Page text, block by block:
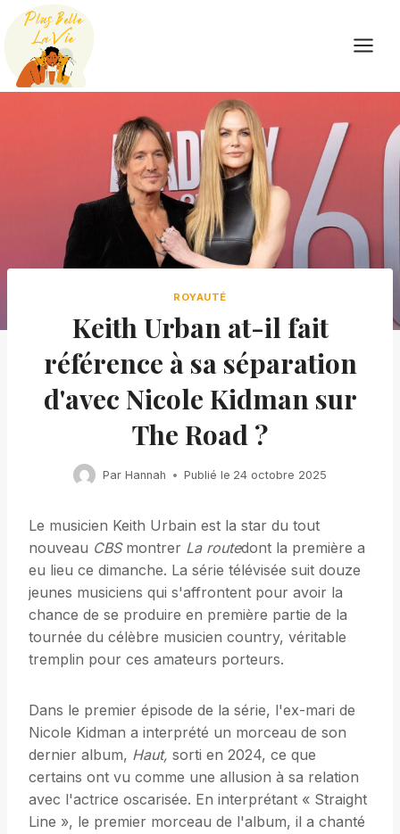
Skip
content
ROYAUTÉ
Keith Urban at-il fait
référence à sa séparation
d'avec Nicole Kidman sur
The Road ?
Par Hannah Publié le 24 octobre 2025
Le musicien Keith Urbain est la star du tout
nouveau CBSmontrer La routedont la première a
eu lieu ce dimanche. La série télévisée suit douze
jeunes musiciens qui s'affrontent pour avoir la
chance de se produire en première partie de la
tournée du célèbre musicien country, véritable
tremplin pour ces amateurs porteurs.
Dans le premier épisode de la série, l'ex-mari de
Nicole Kidman a interprété un morceau de son
dernier album, Haut, sorti en 2024, ce que
certains ont vu comme une allusion à sa relation
avec l'actrice oscarisée. En interprétant « Straight
Line », le premier morceau de l'album, il a chanté